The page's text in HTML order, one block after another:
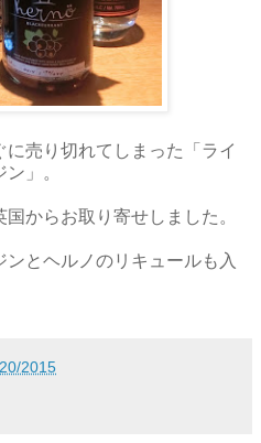
売り切れてしまった「ライ
」。
からお取り寄せしました。
とヘルノのリキュールも入
2015